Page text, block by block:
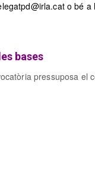
o bé
bases
pressuposa el